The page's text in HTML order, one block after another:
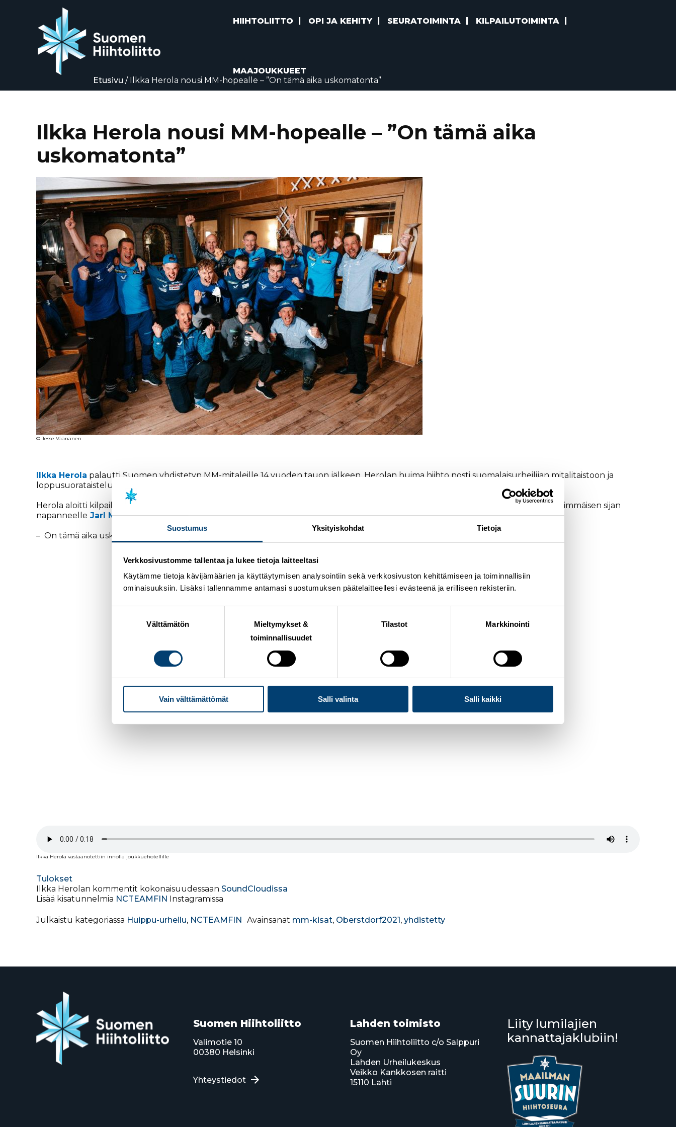
Suostumus Yksityiskohdat Tietoja
Verkkosivustomme tallentaa ja lukee tietoja laitteeltasi
Käytämme tietoja kävijämäärien ja käyttäytymisen analysointiin sekä verkkosivuston kehittämiseen ja toiminnallisiin
ominaisuuksiin. Lisäksi tallennamme antamasi suostumuksen päätelaitteellesi evästeenä ja erilliseen rekisteriin.
Välttämätön
Mieltymykset &
toiminnallisuudet
Tilastot Markkinointi
Vain välttämättömät Salli valinta Salli kaikki
HIIHTOLIITTO OPI JA KEHITY SEURATOIMINTA KILPAILUTOIMINTA
MAAJOUKKUEET
Etusivu / Ilkka Herola nousi MM-hopealle – ”On tämä aika uskomatonta”
Ilkka Herola nousi MM-hopealle – ”On tämä aika
uskomatonta”
© Jesse Väänänen
Ilkka Herola palautti Suomen yhdistetyn MM-mitaleille 14 vuoden tauon jälkeen. Herolan huima hiihto nosti suomalaisurheilijan mitalitaistoon ja
loppusuorataistelusta irtosi lopulta vahva toinen sija. Mitali on Herolan ensimmäinen arvokisamitali.
Herola aloitti kilpailun vauhdikkaasti ja ajoi kärjen kiinni jo ensimmäisillä kilometreillä. Herola oli vahva loppusuorataistelussa ja jäi ensimmäisen sijan
napanneelle Jarl Magnus Riiberillevain 0,4 sekuntia.
– On tämä aika uskomatonta. Monen asian täytyy natsata, jotta tähän tilanteeseen pääsee, kommentoi Herola.
Ilkka Herola vastaanotettiin innolla joukkuehotellille
Tulokset
Ilkka Herolan kommentit kokonaisuudessaan SoundCloudissa
Lisää kisatunnelmia NCTEAMFIN Instagramissa
Julkaistu kategoriassa Huippu-urheilu, NCTEAMFIN Avainsanat mm-kisat, Oberstdorf2021, yhdistetty
Suomen Hiihtoliitto
Valimotie 10
00380 Helsinki
Yhteystiedot
Lahden toimisto
Suomen Hiihtoliitto c/o Salppuri
Oy
Lahden Urheilukeskus
Veikko Kankkosen raitti
15110 Lahti
Liity lumilajien
kannattajaklubiin!